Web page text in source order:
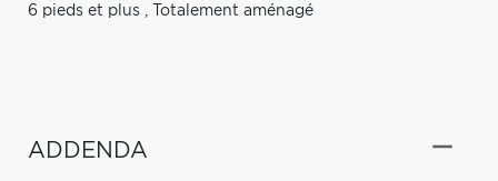
6 pieds et plus , Totalement aménagé
ADDENDA